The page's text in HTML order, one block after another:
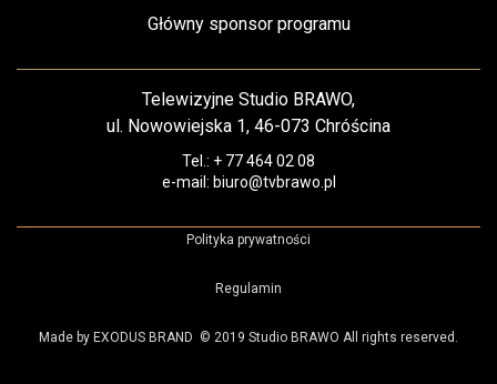
Główny sponsor programu
Telewizyjne Studio BRAWO,
ul. Nowowiejska 1, 46-073 Chróścina
Tel.: + 77 464 02 08
e-mail: biuro@tvbrawo.pl
Polityka prywatności
Regulamin
Made by EXODUS BRAND © 2019 Studio BRAWO All rights reserved.